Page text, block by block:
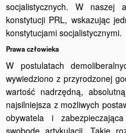
socjalistycznych. W naszej
konstytucji PRL, wskazując
konstytucjami socjalistycznymi.
Prawa człowieka
W postulatach
wywiedziono z przyrodzonej
wartość nadrzędną,
najsil­niejsza z możliwych
obywa­tela i
swobodę ar­tykulacji. Takie